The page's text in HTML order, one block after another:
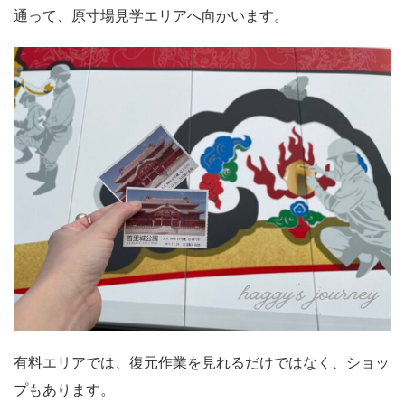
通って、原寸場見学エリアへ向かいます。
有料エリアでは、復元作業を見れるだけではなく、ショッ
プもあります。